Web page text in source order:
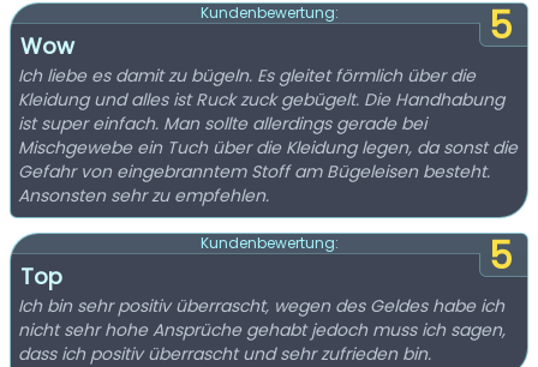
5
Kundenbewertung:
Wow
Ich liebe es damit zu bügeln. Es gleitet förmlich über die
Kleidung und alles ist Ruck zuck gebügelt. Die Handhabung
ist super einfach. Man sollte allerdings gerade bei
Mischgewebe ein Tuch über die Kleidung legen, da sonst die
Gefahr von eingebranntem Stoff am Bügeleisen besteht.
Ansonsten sehr zu empfehlen.
5
Kundenbewertung:
Top
Ich bin sehr positiv überrascht, wegen des Geldes habe ich
nicht sehr hohe Ansprüche gehabt jedoch muss ich sagen,
dass ich positiv überrascht und sehr zufrieden bin.